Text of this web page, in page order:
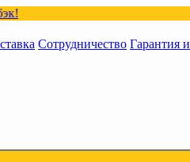
Сотрудничество Гарантия